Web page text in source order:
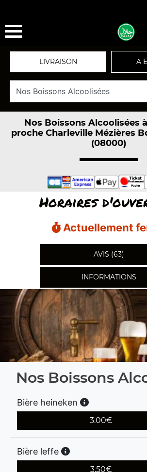
LIVRAISON A
Nos Boissons Alcoolisées
proche Charleville Mézières
(08000)
Horaires
Actuellement
AVIS (63)
INFORMATIONS
Nos Boissons
Bière heineken
3.00€
Bière leffe
3.50€